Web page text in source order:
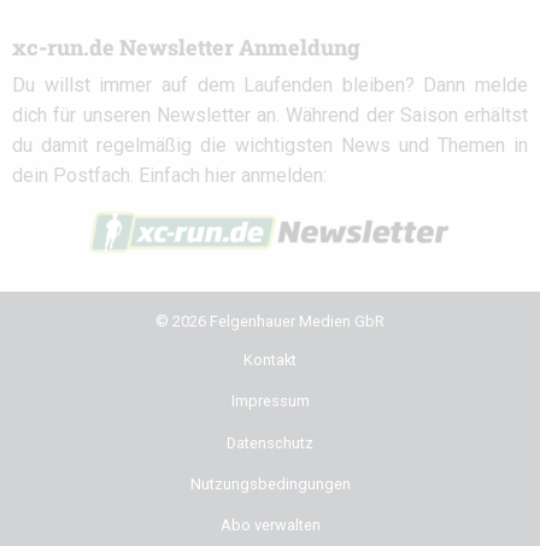
xc-run.de Newsletter Anmeldung
Du willst immer auf dem Laufenden bleiben? Dann melde
dich für unseren Newsletter an. Während der Saison erhältst
du damit regelmäßig die wichtigsten News und Themen in
dein Postfach. Einfach hier anmelden:
© 2026 Felgenhauer Medien GbR
Kontakt
Impressum
Datenschutz
Nutzungsbedingungen
Abo verwalten